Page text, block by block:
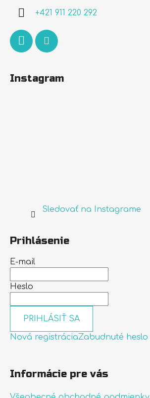
+421 911 220 292
Instagram
Sledovať na Instagrame
Prihlásenie
E-mail
Heslo
PRIHLÁSIŤ SA
Nová registráciaZabudnuté heslo
Informácie pre vás